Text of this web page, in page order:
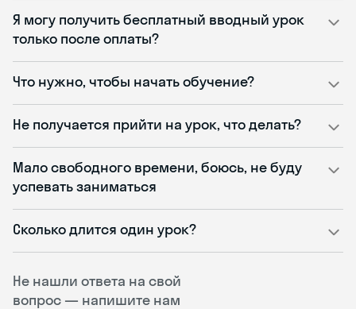
Не нашли ответа на свой
вопрос — напишите нам
Я могу получить бесплатный вводный урок
только после оплаты?
Что нужно, чтобы начать обучение?
Не получается прийти на урок, что делать?
Мало свободного времени, боюсь, не буду
успевать заниматься
Сколько длится один урок?